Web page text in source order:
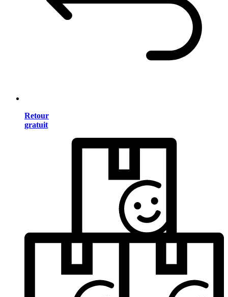
Retour
gratuit